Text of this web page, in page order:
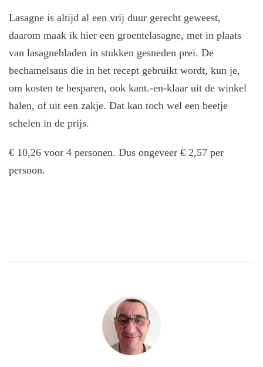
Lasagne is altijd al een vrij duur gerecht geweest,
daarom maak ik hier een groentelasagne, met in plaats
van lasagnebladen in stukken gesneden prei. De
bechamelsaus die in het recept gebruikt wordt, kun je,
om kosten te besparen, ook kant.-en-klaar uit de winkel
halen, of uit een zakje. Dat kan toch wel een beetje
schelen in de prijs.
€ 10,26 voor 4 personen. Dus ongeveer € 2,57 per
persoon.